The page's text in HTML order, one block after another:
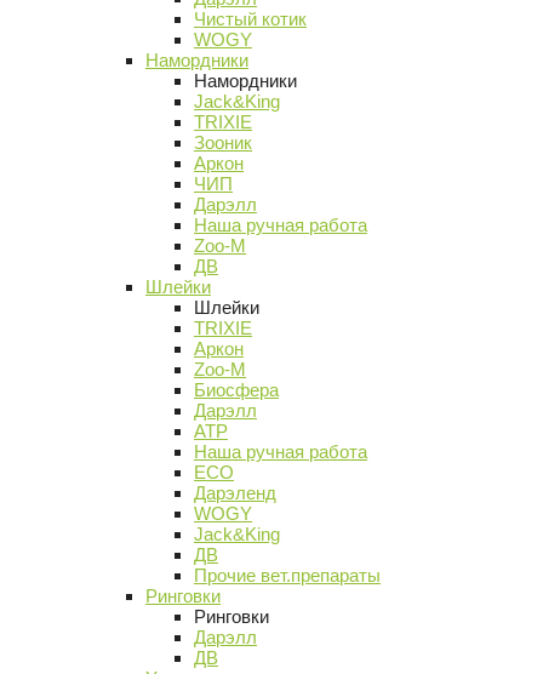
Чистый котик
WOGY
Намордники
Намордники
Jack&King
TRIXIE
Зооник
Аркон
ЧИП
Дарэлл
Наша ручная работа
Zoo-M
ДВ
Шлейки
Шлейки
TRIXIE
Аркон
Zoo-M
Биосфера
Дарэлл
АТР
Наша ручная работа
ECO
Дарэленд
WOGY
Jack&King
ДВ
Прочие вет.препараты
Ринговки
Ринговки
Дарэлл
ДВ